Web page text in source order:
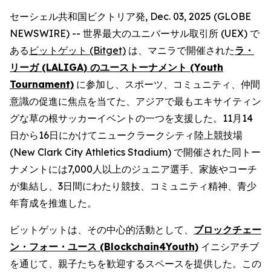
セーシェル共和国ビクトリア発, Dec. 03, 2025 (GLOBE
NEWSWIRE) -- 世界最大のユニバーサル取引所 (UEX) で
ある ビットゲット (Bitget) は、マニラで開催されたラ・
リーガ (LALIGA) のユーストーナメント (Youth
Tournament) に参加し、スポーツ、コミュニティ、仲間
意識の促進に焦点を当てた、アジアで最もエキサイティン
グな草の根サッカーイベントの一つを支援した。11月14
日から16日にかけてニュークラークシティ陸上競技場
(New Clark City Athletics Stadium) で開催された同トー
ナメントには7,000人以上のジュニア選手、家族やコーチ
が集結し、3日間にわたり競技、コミュニティ精神、青少
年育成を推進した。
ビットゲットは、その中心的活動として、 ブロックチェー
ン・フォー・ユース (Blockchain4Youth) イニシアチブ
を通じて、親子たちを歓迎するスペースを提供した。この